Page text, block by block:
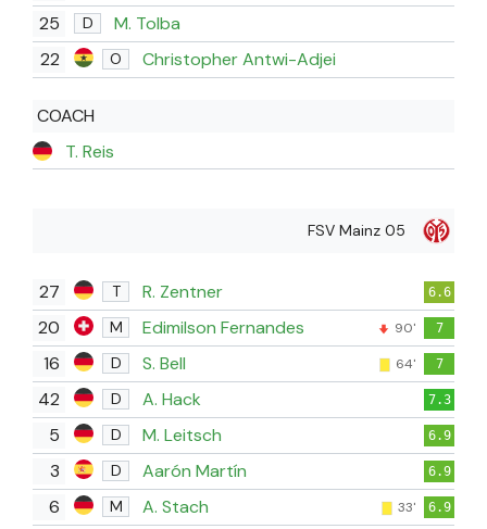
25
D
M. Tolba
22
O Christopher Antwi-Adjei
COACH
T. Reis
FSV Mainz 05
27 T R. Zentner 6.6
20 M Edimilson Fernandes 90' 7
16 D S. Bell 64' 7
42 D A. Hack 7.3
5 D M. Leitsch 6.9
3 D Aarón Martín 6.9
6 M A. Stach 33' 6.9